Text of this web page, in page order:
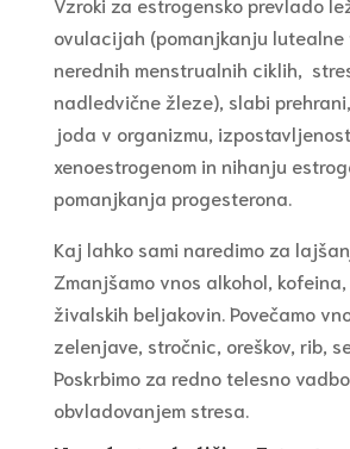
ovulacijah (pomanjkanju lutealne
nerednih menstrualnih ciklih,
nadledvične žleze), slabi
joda v organizmu,
xenoestrogenom in nihanju
pomanjkanja progesterona.
Kaj lahko sami naredimo za
Zmanjšamo vnos alkohol,
živalskih beljakovin. Povečamo
zelenjave, stročnic, oreškov, rib,
Poskrbimo za redno telesno
obvladovanjem stresa.